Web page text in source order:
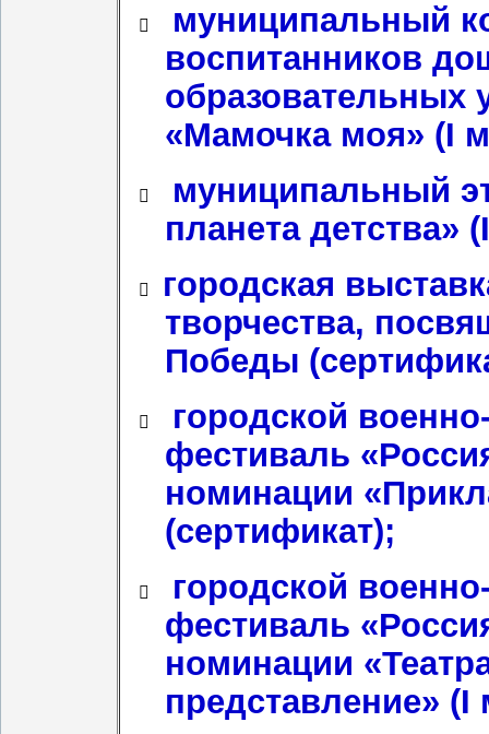
​
муниципальный
воспитанников
образовательных
«Мамочка моя» (I
​
муниципальный
планета детства»
​
городская
творчества,
Победы
​
городской
фестиваль
номинации
(сертификат);
​
городской
фестиваль
номинации
представление» (I